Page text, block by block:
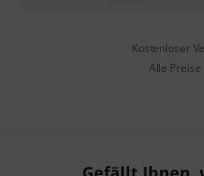
Kostenloser
Alle Preise